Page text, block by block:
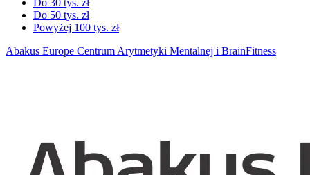
Do 50 tys. zł
Powyżej 100 tys. zł
Abakus Europe Centrum Arytmetyki Mentalnej i BrainFitness